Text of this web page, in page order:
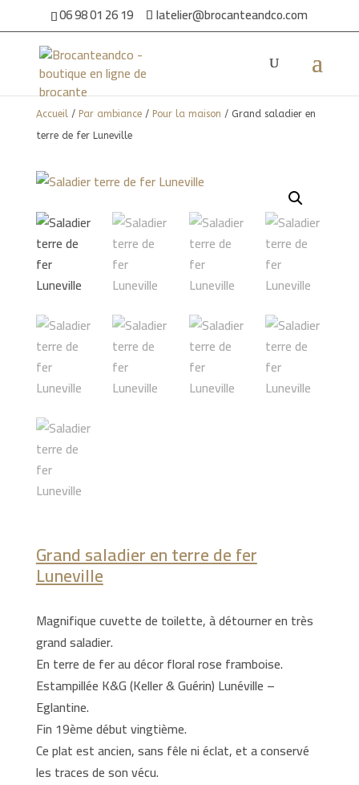
06 98 01 26 19 latelier@brocanteandco.com
Accueil/ Par ambiance/ Pour la maison / Grand saladier en
terre de fer Luneville
Grand saladier en terre de fer
Luneville
Magnifique cuvette de toilette, à détourner en très
grand saladier.
En terre de fer au décor floral rose framboise.
Estampillée K&G (Keller & Guérin) Lunéville –
Eglantine.
Fin 19ème début vingtième.
Ce plat est ancien, sans fêle ni éclat, et a conservé
les traces de son vécu.